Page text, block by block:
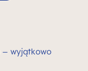
– wyjątkowo